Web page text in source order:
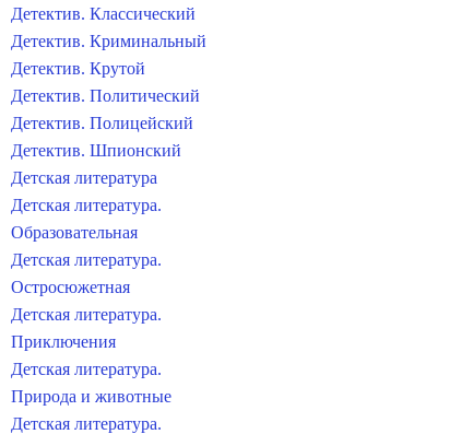
Детектив. Классический
Детектив. Криминальный
Детектив. Крутой
Детектив. Политический
Детектив. Полицейский
Детектив. Шпионский
Детская литература
Детская литература.
Образовательная
Детская литература.
Остросюжетная
Детская литература.
Приключения
Детская литература.
Природа и животные
Детская литература.